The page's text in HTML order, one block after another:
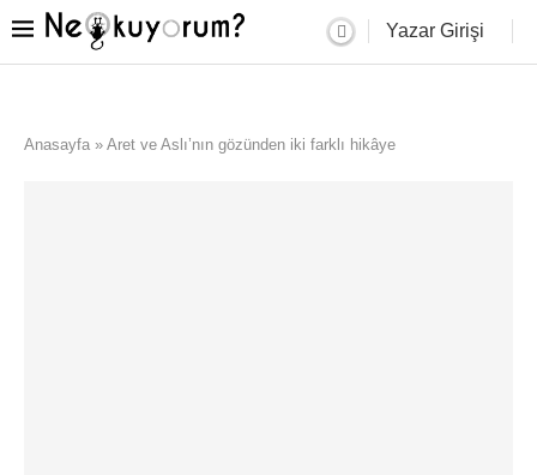
Yazar Girişi
Anasayfa » Aret ve Aslı’nın gözünden iki farklı hikâye